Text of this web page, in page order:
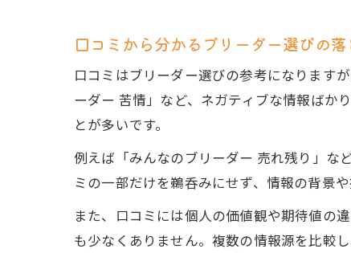
口コミから分かるブリーダー選びの
口コミはブリーダー選びの参考になります
ーダー 苦情」など、ネガティブな情報ばか
とが多いです。
例えば「みんなのブリーダー 売れ残り」な
ミの一部だけを鵜呑みにせず、情報の背景
また、口コミには個人の価値観や期待値の
も少なくありません。複数の情報源を比較